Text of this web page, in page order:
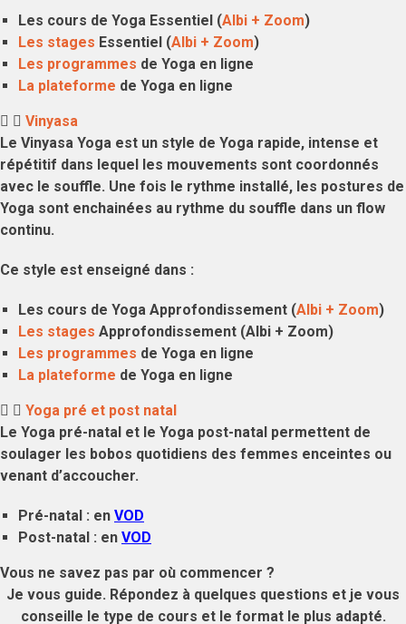
Les cours de Yoga Essentiel (Albi + Zoom)
Les stages Essentiel (Albi + Zoom)
Les programmes de Yoga en ligne
La plateforme de Yoga en ligne
Vinyasa
Le Vinyasa Yoga est un style de Yoga rapide, intense et
répétitif dans lequel les mouvements sont coordonnés
avec le souffle. Une fois le rythme installé, les postures de
Yoga sont enchainées au rythme du souffle dans un flow
continu.
Ce style est enseigné dans :
Les cours de Yoga Approfondissement (Albi + Zoom)
Les stages Approfondissement (Albi + Zoom)
Les programmes de Yoga en ligne
La plateforme de Yoga en ligne
Yoga pré et post natal
Le Yoga pré-natal et le Yoga post-natal permettent de
soulager les bobos quotidiens des femmes enceintes ou
venant d’accoucher.
Pré-natal : en VOD
Post-natal : en VOD
Vous ne savez pas par où commencer ?
Je vous guide. Répondez à quelques questions et je vous
conseille le type de cours et le format le plus adapté.